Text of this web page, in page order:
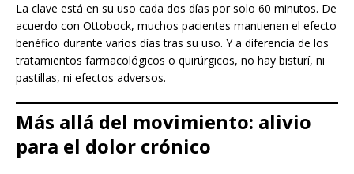
La clave está en su uso cada dos días por solo 60 minutos. De
acuerdo con Ottobock, muchos pacientes mantienen el efecto
benéfico durante varios días tras su uso. Y a diferencia de los
tratamientos farmacológicos o quirúrgicos, no hay bisturí, ni
pastillas, ni efectos adversos.
Más allá del movimiento: alivio
para el dolor crónico